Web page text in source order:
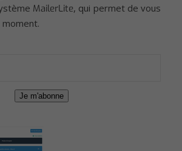
MailerLite, qui permet de vous
Je m'abonne